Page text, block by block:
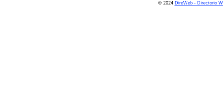
© 2024 DireWeb - Directorio